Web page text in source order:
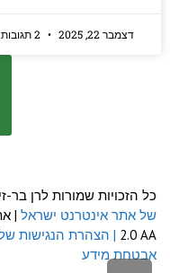
דצמבר 22, 2025
כל הזכויות שמורות לרן בר-
של אתר אינטרנט ישראל
2.0 AA | הצהרת הנגישות
אבטחת מידע